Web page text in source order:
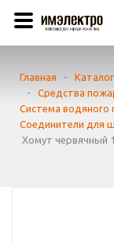
Главная - Каталог
-
Средства
Система
Соединители для
Хомут червячный